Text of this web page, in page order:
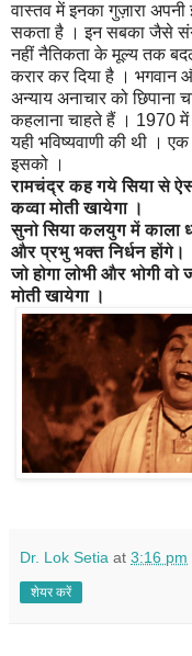
वास्तव में इनका गुज़ारा
सकता है । इन सबका जैसे
नहीं नैतिकता के मूल्य तक
करार कर दिया है । भगवान
अन्याय अनाचार को छिपाना
कहलाना चाहते हैं । 1970 में
यही भविष्यवाणी की थी ।
इसको ।
रामचंद्र कह गये सिया से
कव्वा मोती खायेगा ।
सुनो सिया कलयुग में
और प्रभु भक्त निर्धन होंगे।
जो होगा लोभी और भोगी वो
मोती खायेगा ।
Dr. Lok Setia at 3:16 pm
शेयर करें